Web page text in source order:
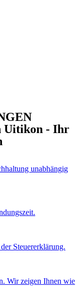
Uitikon - Ihr
unabhängig
Steuererklärung.
Wir zeigen Ihnen wie